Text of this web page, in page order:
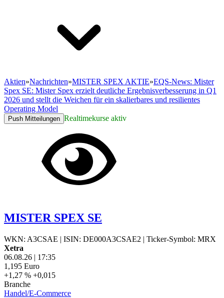
Aktien»Nachrichten»MISTER SPEX AKTIE»EQS-News: Mister
Spex SE: Mister Spex erzielt deutliche Ergebnisverbesserung in Q1
2026 und stellt die Weichen für ein skalierbares und resilientes
Operating Model
Push Mitteilungen Realtimekurse aktiv
MISTER SPEX SE
WKN: A3CSAE | ISIN: DE000A3CSAE2 | Ticker-Symbol: MRX
Xetra
06.08.26 | 17:35
1,195 Euro
+1,27 % +0,015
Branche
Handel/E-Commerce